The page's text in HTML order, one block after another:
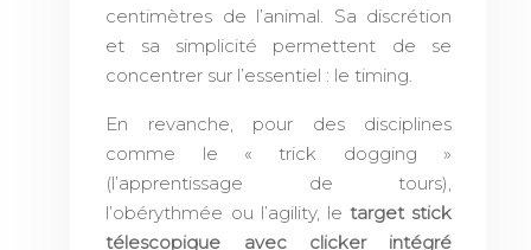
centimètres de l’animal. Sa discrétion
et sa simplicité permettent de se
concentrer sur l’essentiel : le timing.
En revanche, pour des disciplines
comme le « trick dogging »
(l’apprentissage de tours),
l’obérythmée ou l’agility, le target stick
télescopique avec clicker intégré